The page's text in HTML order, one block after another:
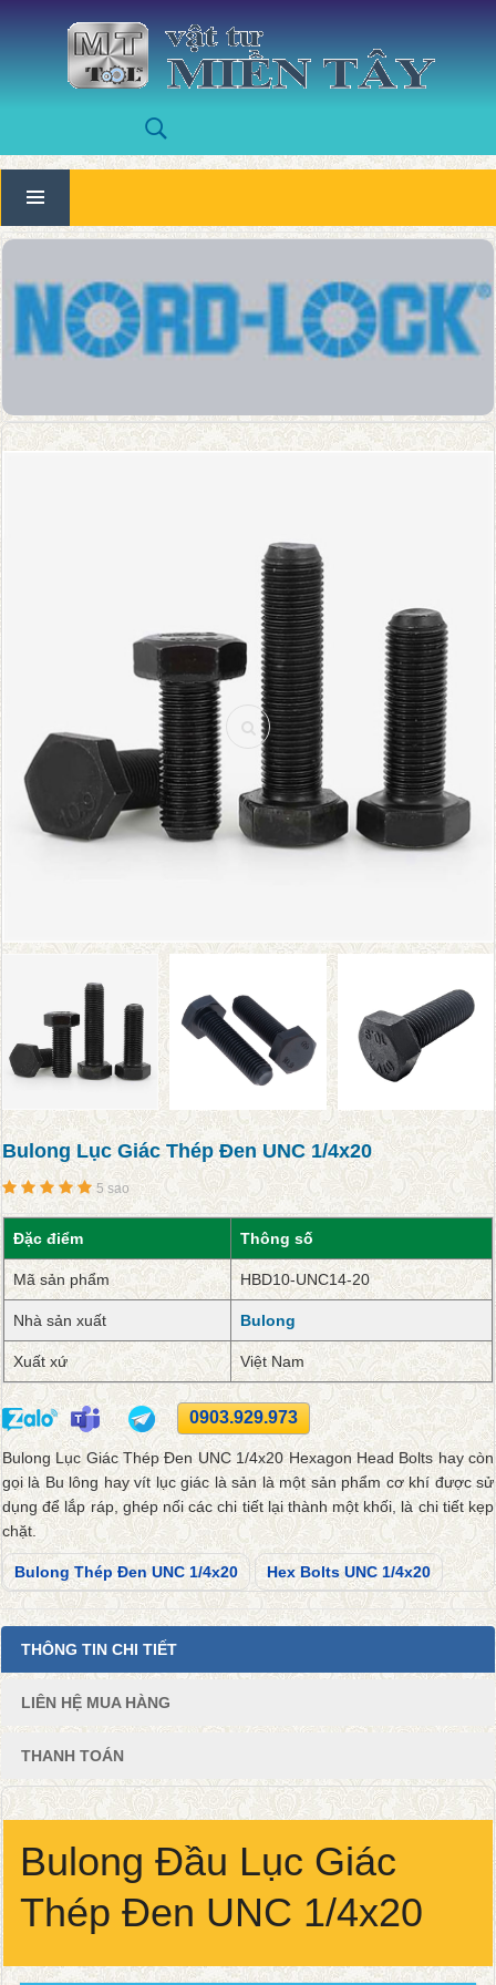
Bulong Lục Giác Thép Đen UNC 1/4x20
5 sao
Đặc điểm Thông số
Mã sản phẩm HBD10-UNC14-20
Nhà sản xuất Bulong
Xuất xứ Việt Nam
0903.929.973
Bulong Lục Giác Thép Đen UNC 1/4x20 Hexagon Head Bolts hay còn
gọi là Bu lông hay vít lục giác là sản là một sản phẩm cơ khí được sử
dụng để lắp ráp, ghép nối các chi tiết lại thành một khối, là chi tiết kẹp
chặt.
Bulong Thép Đen UNC 1/4x20 Hex Bolts UNC 1/4x20
THÔNG TIN CHI TIẾT
LIÊN HỆ MUA HÀNG
THANH TOÁN
Bulong Đầu Lục Giác
Thép Đen UNC 1/4x20